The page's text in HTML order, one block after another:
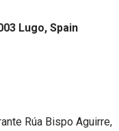
Lugo, Spain
Rúa Bispo Aguirre,